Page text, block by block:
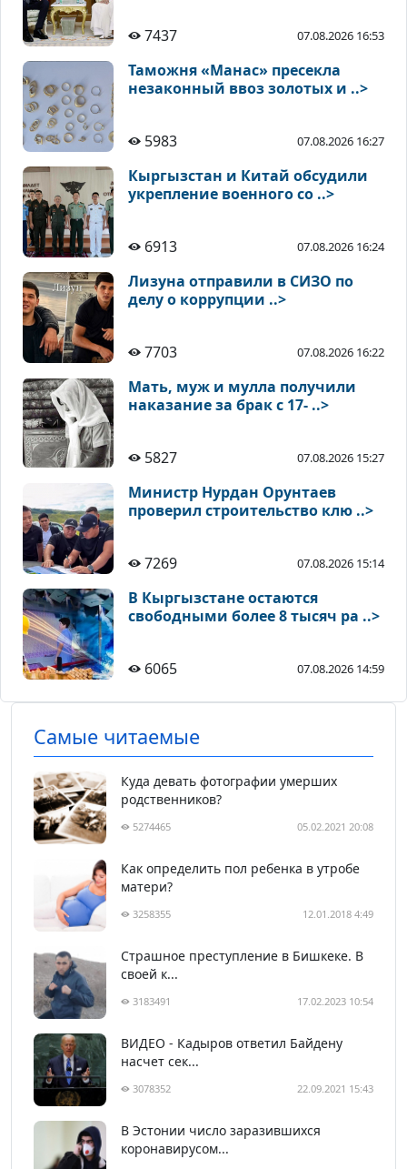
7437 07.08.2026 16:53
Таможня «Манас» пресекла
незаконный ввоз золотых и ..>
5983 07.08.2026 16:27
Кыргызстан и Китай обсудили
укрепление военного со ..>
6913 07.08.2026 16:24
Лизуна отправили в СИЗО по
делу о коррупции ..>
7703 07.08.2026 16:22
Мать, муж и мулла получили
наказание за брак с 17- ..>
5827 07.08.2026 15:27
Министр Нурдан Орунтаев
проверил строительство клю ..>
7269 07.08.2026 15:14
В Кыргызстане остаются
свободными более 8 тысяч ра ..>
6065 07.08.2026 14:59
Самые читаемые
Куда девать фотографии умерших
родственников?
5274465 05.02.2021 20:08
Как определить пол ребенка в утробе
матери?
3258355 12.01.2018 4:49
Страшное преступление в Бишкеке. В
своей к...
3183491 17.02.2023 10:54
ВИДЕО - Кадыров ответил Байдену
насчет сек...
3078352 22.09.2021 15:43
В Эстонии число заразившихся
коронавирусом...